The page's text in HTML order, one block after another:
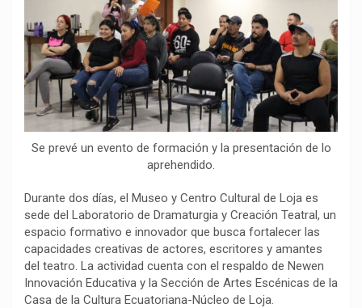
k
p
p
a
m
n
k
t
i
r
Se prevé un evento de formación y la presentación de lo
aprehendido.
Durante dos días, el Museo y Centro Cultural de Loja es
sede del Laboratorio de Dramaturgia y Creación Teatral, un
espacio formativo e innovador que busca fortalecer las
capacidades creativas de actores, escritores y amantes
del teatro. La actividad cuenta con el respaldo de Newen
Innovación Educativa y la Sección de Artes Escénicas de la
Casa de la Cultura Ecuatoriana-Núcleo de Loja.